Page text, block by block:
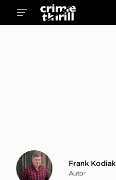
Frank Kodiak
Autor